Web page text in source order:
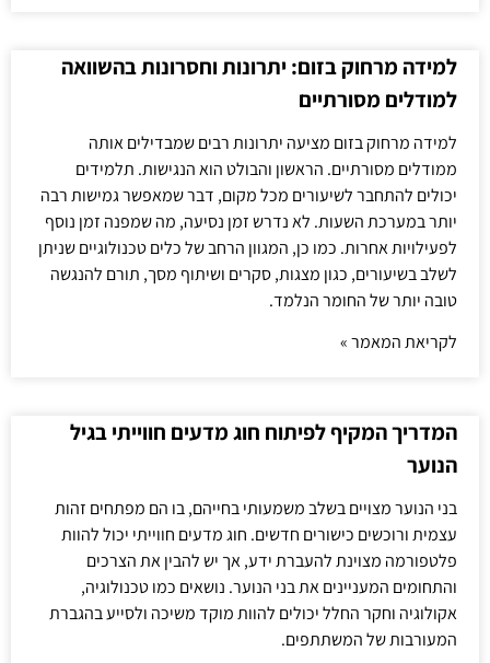
למידה מרחוק בזום: יתרונות וחסרונות בהשוואה
למודלים מסורתיים
למידה מרחוק בזום מציעה יתרונות רבים שמבדילים אותה
ממודלים מסורתיים. הראשון והבולט הוא הנגישות. תלמידים
יכולים להתחבר לשיעורים מכל מקום, דבר שמאפשר גמישות רבה
יותר במערכת השעות. לא נדרש זמן נסיעה, מה שמפנה זמן נוסף
לפעילויות אחרות. כמו כן, המגוון הרחב של כלים טכנולוגיים שניתן
לשלב בשיעורים, כגון מצגות, סקרים ושיתוף מסך, תורם להנגשה
טובה יותר של החומר הנלמד.
לקריאת המאמר »
המדריך המקיף לפיתוח חוג מדעים חווייתי בגיל
הנוער
בני הנוער מצויים בשלב משמעותי בחייהם, בו הם מפתחים זהות
עצמית ורוכשים כישורים חדשים. חוג מדעים חווייתי יכול להוות
פלטפורמה מצוינת להעברת ידע, אך יש להבין את הצרכים
והתחומים המעניינים את בני הנוער. נושאים כמו טכנולוגיה,
אקולוגיה וחקר החלל יכולים להוות מוקד משיכה ולסייע בהגברת
המעורבות של המשתתפים.